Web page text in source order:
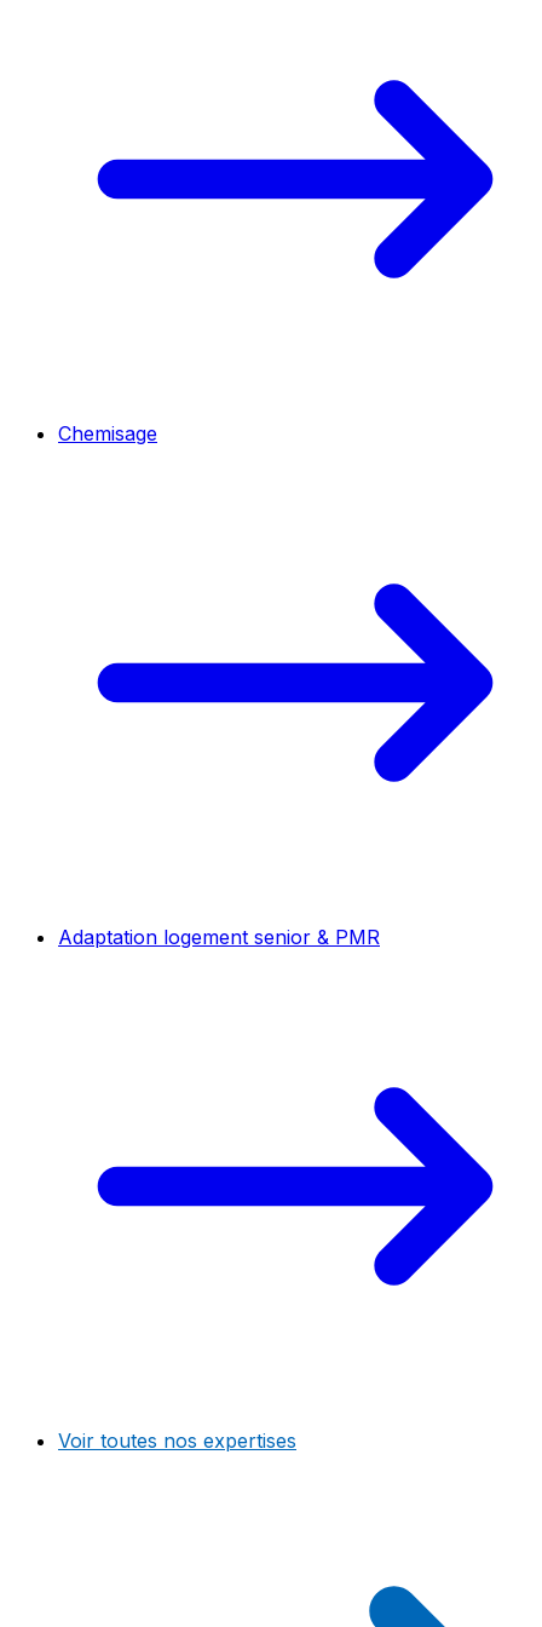
Chemisage
Adaptation logement senior & PMR
Voir toutes nos expertises